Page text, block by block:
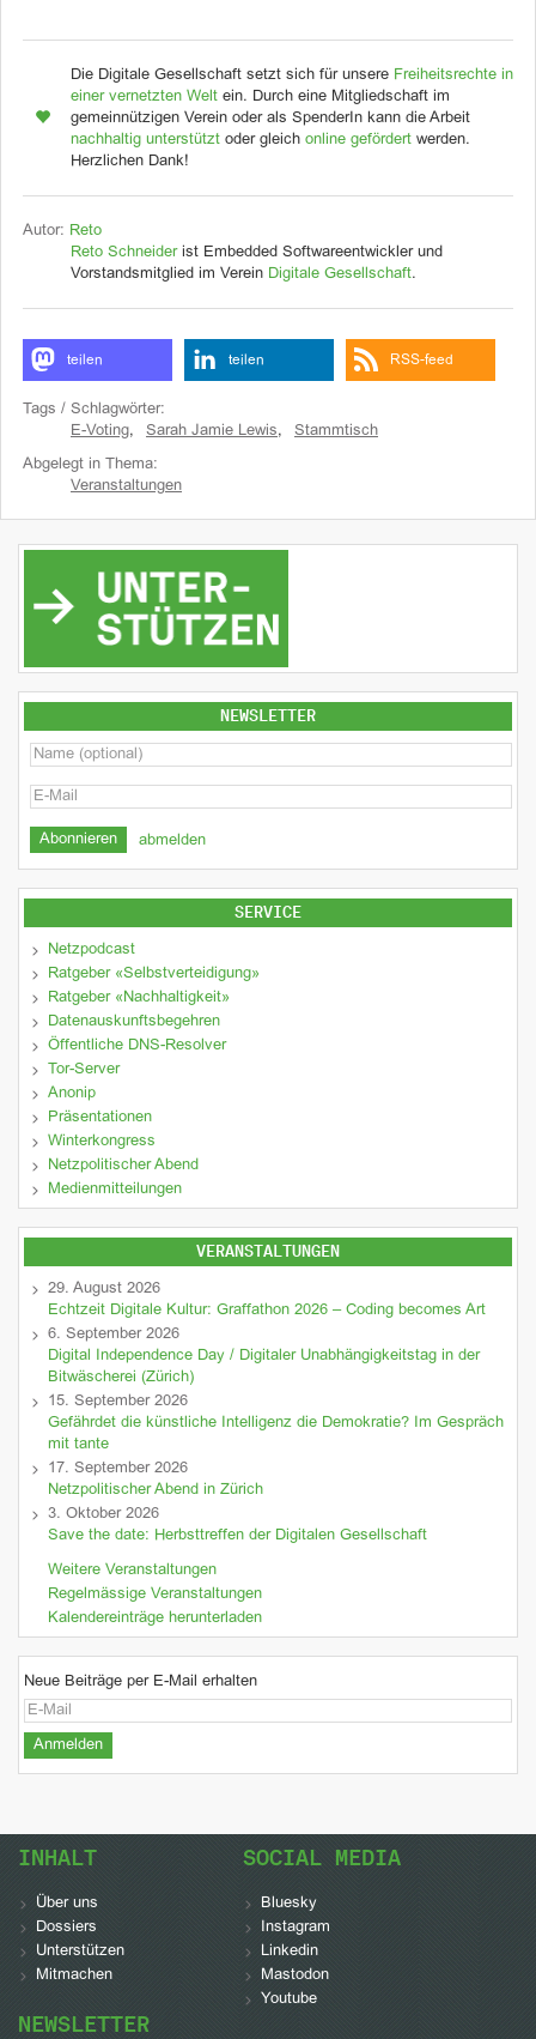
Die Digitale Gesellschaft setzt sich für unsere Freiheitsrechte in
einer vernetzten Welt ein. Durch eine Mitgliedschaft im
gemeinnützigen Verein oder als SpenderIn kann die Arbeit
nachhaltig unterstützt oder gleich online gefördert werden.
Herzlichen Dank!
Autor: Reto
Reto Schneiderist Embedded Softwareentwickler und
Vorstandsmitglied im Verein Digitale Gesellschaft.
teilen teilen RSS-feed
Tags / Schlagwörter:
E-Voting, Sarah Jamie Lewis, Stammtisch
Abgelegt in Thema:
Veranstaltungen
NEWSLETTER
abmelden
SERVICE
Netzpodcast
Ratgeber «Selbstverteidigung»
Ratgeber «Nachhaltigkeit»
Datenauskunftsbegehren
Öffentliche DNS-Resolver
Tor-Server
Anonip
Präsentationen
Winterkongress
Netzpolitischer Abend
Medienmitteilungen
VERANSTALTUNGEN
29. August 2026
Echtzeit Digitale Kultur: Graffathon 2026 – Coding becomes Art
6. September 2026
Digital Independence Day / Digitaler Unabhängigkeitstag in der
Bitwäscherei (Zürich)
15. September 2026
Gefährdet die künstliche Intelligenz die Demokratie? Im Gespräch
mit tante
17. September 2026
Netzpolitischer Abend in Zürich
3. Oktober 2026
Save the date: Herbsttreffen der Digitalen Gesellschaft
Weitere Veranstaltungen
Regelmässige Veranstaltungen
Kalendereinträge herunterladen
Neue Beiträge per E-Mail erhalten
INHALT
Über uns
Dossiers
Unterstützen
Mitmachen
SOCIAL MEDIA
Bluesky
Instagram
Linkedin
Mastodon
Youtube
NEWSLETTER